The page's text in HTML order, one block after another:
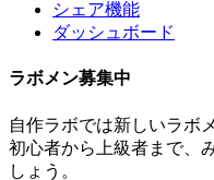
シェア機能
ダッシュボード
ラボメン募集中
自作ラボでは新しいラボ
初心者から上級者まで、
しょう。